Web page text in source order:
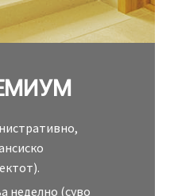
неделно (суво